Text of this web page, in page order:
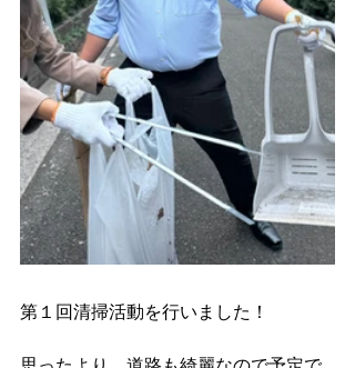
第１回清掃活動を行いました！